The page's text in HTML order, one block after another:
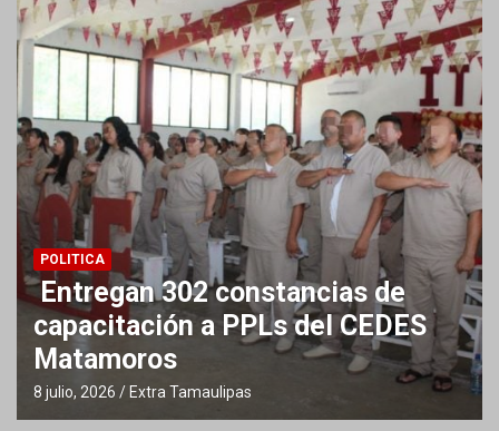
POLITICA
Entregan 302 constancias de
capacitación a PPLs del CEDES
Matamoros
8 julio, 2026 Extra Tamaulipas